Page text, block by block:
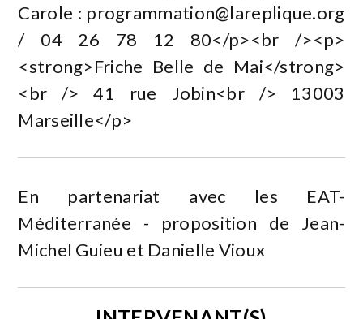
Carole : programmation@lareplique.org
/ 04 26 78 12 80</p><br /><p>
<strong>Friche Belle de Mai</strong>
<br /> 41 rue Jobin<br /> 13003
Marseille</p>
En partenariat avec les EAT-
Méditerranée - proposition de Jean-
Michel Guieu et Danielle Vioux